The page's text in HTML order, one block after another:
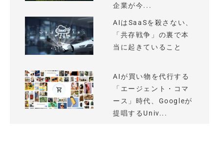
企業が今...
AIはSaaSを殺さない、
「共存戦争」の裏で本
当に起きていること
AIが買い物を代行する
「エージェント・コマ
ース」時代、Googleが
提唱するUniv...